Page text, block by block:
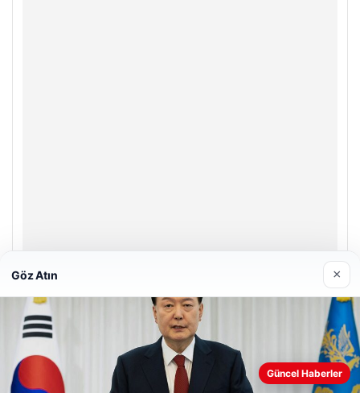
A Life Ankara Hastanesi
27/03/2026
Web sitemizi nasıl kullandığınızı daha iyi anlayabilmek,
Göz Atın ×
Güncel Haberler